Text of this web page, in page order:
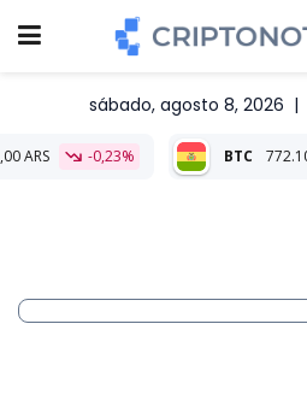
sábado, agosto 8, 2026 |
BTC 772.102,60 BOB